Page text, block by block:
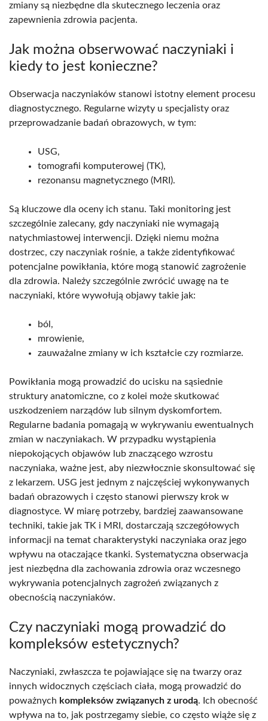
zmiany są niezbędne dla skutecznego leczenia oraz
zapewnienia zdrowia pacjenta.
Jak można obserwować naczyniaki i
kiedy to jest konieczne?
Obserwacja naczyniaków stanowi istotny element procesu
diagnostycznego. Regularne wizyty u specjalisty oraz
przeprowadzanie badań obrazowych, w tym:
USG,
tomografii komputerowej (TK),
rezonansu magnetycznego (MRI).
Są kluczowe dla oceny ich stanu. Taki monitoring jest
szczególnie zalecany, gdy naczyniaki nie wymagają
natychmiastowej interwencji. Dzięki niemu można
dostrzec, czy naczyniak rośnie, a także zidentyfikować
potencjalne powikłania, które mogą stanowić zagrożenie
dla zdrowia. Należy szczególnie zwrócić uwagę na te
naczyniaki, które wywołują objawy takie jak:
ból,
mrowienie,
zauważalne zmiany w ich kształcie czy rozmiarze.
Powikłania mogą prowadzić do ucisku na sąsiednie
struktury anatomiczne, co z kolei może skutkować
uszkodzeniem narządów lub silnym dyskomfortem.
Regularne badania pomagają w wykrywaniu ewentualnych
zmian w naczyniakach. W przypadku wystąpienia
niepokojących objawów lub znaczącego wzrostu
naczyniaka, ważne jest, aby niezwłocznie skonsultować się
z lekarzem. USG jest jednym z najczęściej wykonywanych
badań obrazowych i często stanowi pierwszy krok w
diagnostyce. W miarę potrzeby, bardziej zaawansowane
techniki, takie jak TK i MRI, dostarczają szczegółowych
informacji na temat charakterystyki naczyniaka oraz jego
wpływu na otaczające tkanki. Systematyczna obserwacja
jest niezbędna dla zachowania zdrowia oraz wczesnego
wykrywania potencjalnych zagrożeń związanych z
obecnością naczyniaków.
Czy naczyniaki mogą prowadzić do
kompleksów estetycznych?
Naczyniaki, zwłaszcza te pojawiające się na twarzy oraz
innych widocznych częściach ciała, mogą prowadzić do
poważnych kompleksów związanych z urodą. Ich obecność
wpływa na to, jak postrzegamy siebie, co często wiąże się z